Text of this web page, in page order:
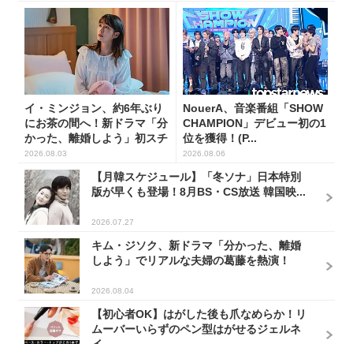
イ・ミンジョン、約6年ぶり
にお茶の間へ！新ドラマ「分
かった、離婚しよう」初スチ
ー...
2026.08.03
NouerA、音楽番組「SHOW
CHAMPION」デビュー初の1
位を獲得！(P...
2026.08.06
【月韓スケジュール】「冬ソナ」日本特別
版が早くも登場！8月BS・CS放送 韓国映...
2026.07.27
キム・ジソク、新ドラマ「分かった、離婚
しよう」でリアルな夫婦の葛藤を熱演！
2026.08.04
【初心者OK】はがした後も爪なめらか！リ
ムーバーいらずのペン型はがせるジェルネ